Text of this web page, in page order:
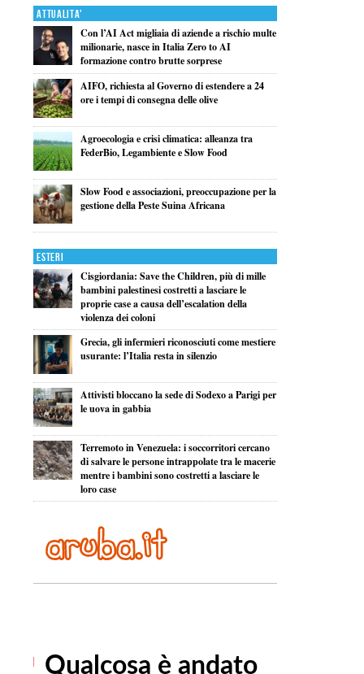
Attualita'
Con l’AI Act migliaia di aziende a rischio multe
milionarie, nasce in Italia Zero to AI
formazione contro brutte sorprese
AIFO, richiesta al Governo di estendere a 24
ore i tempi di consegna delle olive
Agroecologia e crisi climatica: alleanza tra
FederBio, Legambiente e Slow Food
Slow Food e associazioni, preoccupazione per la
gestione della Peste Suina Africana
Esteri
Cisgiordania: Save the Children, più di mille
bambini palestinesi costretti a lasciare le
proprie case a causa dell’escalation della
violenza dei coloni
Grecia, gli infermieri riconosciuti come mestiere
usurante: l’Italia resta in silenzio
Attivisti bloccano la sede di Sodexo a Parigi per
le uova in gabbia
Terremoto in Venezuela: i soccorritori cercano
di salvare le persone intrappolate tra le macerie
mentre i bambini sono costretti a lasciare le
loro case